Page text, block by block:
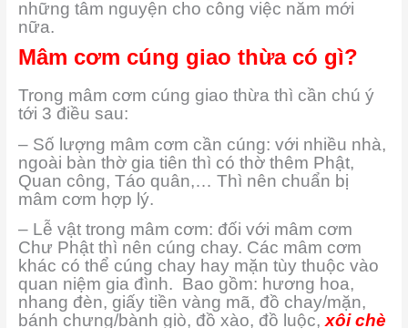
những tâm nguyện cho công việc năm mới
nữa.
Mâm cơm cúng giao thừa có gì?
Trong mâm cơm cúng giao thừa thì cần chú ý
tới 3 điều sau:
– Số lượng mâm cơm cần cúng: với nhiều nhà,
ngoài bàn thờ gia tiên thì có thờ thêm Phật,
Quan công, Táo quân,… Thì nên chuẩn bị
mâm cơm hợp lý.
– Lễ vật trong mâm cơm: đối với mâm cơm
Chư Phật thì nên cúng chay. Các mâm cơm
khác có thể cúng chay hay mặn tùy thuộc vào
quan niệm gia đình. Bao gồm: hương hoa,
nhang đèn, giấy tiền vàng mã, đồ chay/mặn,
bánh chưng/bành giò, đồ xào, đồ luộc,xôi chè